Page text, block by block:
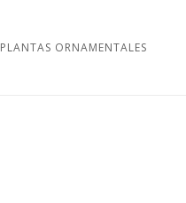
PLANTAS ORNAMENTALES